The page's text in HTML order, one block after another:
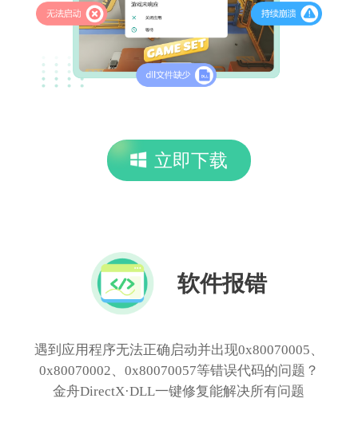
立即下载
软件报错
遇到应用程序无法正确启动并出现0x80070005、
0x80070002、0x80070057等错误代码的问题？
金舟DirectX·DLL一键修复能解决所有问题